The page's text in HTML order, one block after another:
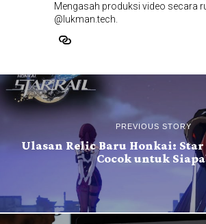
Mengasah produksi video secara
@lukman.tech.
PREVIOUS STORY
Ulasan Relic Baru Honkai:
Cocok untuk